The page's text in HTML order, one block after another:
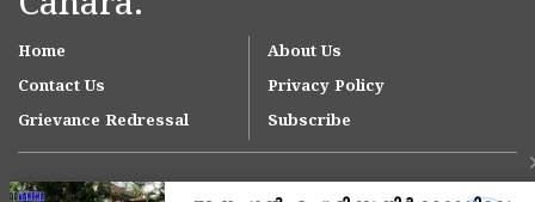
Home
About Us
Contact Us
Privacy Policy
Grievance Redressal
Subscribe